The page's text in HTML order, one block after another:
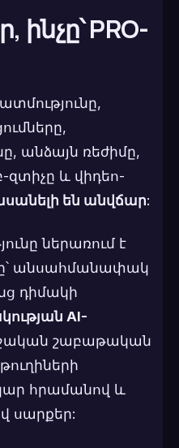
ինչը՝ PRO-
անձայն ռեժիմը,
զտիչը և վիդեո-
են անվճար:
ներառում է
անսահմանափակ
դիմակի
AI-
շաբաթական
հրամանով և
սարքեր: